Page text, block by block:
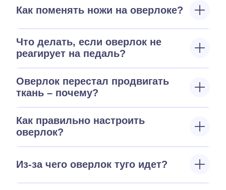
Как поменять ножи на оверлоке?
Что делать, если оверлок не
реагирует на педаль?
Оверлок перестал продвигать
ткань – почему?
Как правильно настроить
оверлок?
Из-за чего оверлок туго идет?